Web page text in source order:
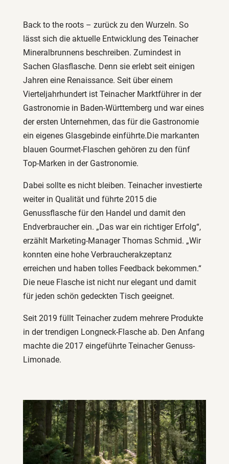
Back to the roots – zurück zu den Wurzeln. So
lässt sich die aktuelle Entwicklung des Teinacher
Mineralbrunnens beschreiben. Zumindest in
Sachen Glasflasche. Denn sie erlebt seit einigen
Jahren eine Renaissance. Seit über einem
Vierteljahrhundert ist Teinacher Marktführer in der
Gastronomie in Baden-Württemberg und war eines
der ersten Unternehmen, das für die Gastronomie
ein eigenes Glasgebinde einführte.Die markanten
blauen Gourmet-Flaschen gehören zu den fünf
Top-Marken in der Gastronomie.
Dabei sollte es nicht bleiben. Teinacher investierte
weiter in Qualität und führte 2015 die
Genussflasche für den Handel und damit den
Endverbraucher ein. „Das war ein richtiger Erfolg“,
erzählt Marketing-Manager Thomas Schmid. „Wir
konnten eine hohe Verbraucherakzeptanz
erreichen und haben tolles Feedback bekommen.“
Die neue Flasche ist nicht nur elegant und damit
für jeden schön gedeckten Tisch geeignet.
Seit 2019 füllt Teinacher zudem mehrere Produkte
in der trendigen Longneck-Flasche ab. Den Anfang
machte die 2017 eingeführte Teinacher Genuss-
Limonade.